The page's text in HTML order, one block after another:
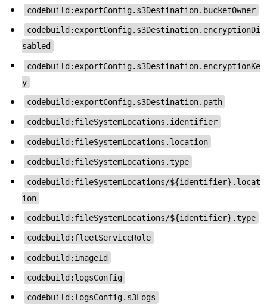
codebuild:exportConfig.s3Destination.bucketOwner
codebuild:exportConfig.s3Destination.encryptionDi
sabled
codebuild:exportConfig.s3Destination.encryptionKe
y
codebuild:exportConfig.s3Destination.path
codebuild:fileSystemLocations.identifier
codebuild:fileSystemLocations.location
codebuild:fileSystemLocations.type
codebuild:fileSystemLocations/${identifier}.locat
ion
codebuild:fileSystemLocations/${identifier}.type
codebuild:fleetServiceRole
codebuild:imageId
codebuild:logsConfig
codebuild:logsConfig.s3Logs